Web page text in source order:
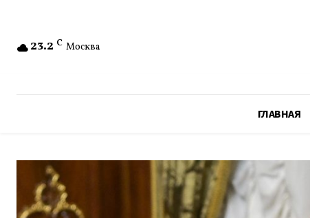
23.2 C Москва
ГЛАВНАЯ